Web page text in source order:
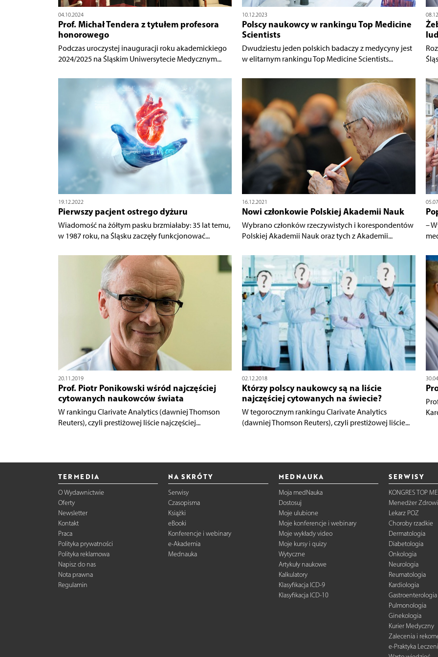
04.10.2024
Prof. Michał Tendera z tytułem profesora
honorowego
Podczas uroczystej inauguracji roku akademickiego
2024/2025 na Śląskim Uniwersytecie Medycznym...
10.12.2023
Polscy naukowcy w rankingu Top Medicine
Scientists
Dwudziestu jeden polskich badaczy z medycyny jest
w elitarnym rankingu Top Medicine Scientists...
19.12.2022
Pierwszy pacjent ostrego dyżuru
Wiadomość na żółtym pasku brzmiałaby: 35 lat temu,
w 1987 roku, na Śląsku zaczęły funkcjonować...
16.12.2021
Nowi członkowie Polskiej Akademii Nauk
Wybrano członków rzeczywistych i korespondentów
Polskiej Akademii Nauk oraz tych z Akademii...
–
20.11.2019
Prof. Piotr Ponikowski wśród najczęściej
cytowanych naukowców świata
W rankingu Clarivate Analytics (dawniej Thomson
Reuters), czyli prestiżowej liście najczęściej...
02.12.2018
Którzy polscy naukowcy są na liście
najczęściej cytowanych na świecie?
W tegorocznym rankingu Clarivate Analytics
(dawniej Thomson Reuters), czyli prestiżowej liście...
TERMEDIA
O Wydawnictwie
Oferty
Newsletter
Kontakt
Praca
Polityka prywatności
Polityka reklamowa
Napisz do nas
Nota prawna
Regulamin
NA SKRÓTY
Serwisy
Czasopisma
Książki
eBooki
Konferencje i webinary
e-Akademia
Mednauka
MEDNAUKA
Moja medNauka
Dostosuj
Moje ulubione
Moje konferencje i webinary
Moje wykłady video
Moje kursy i quizy
Wytyczne
Artykuły naukowe
Kalkulatory
Klasyfikacja ICD-9
Klasyfikacja ICD-10
SERWISY
KONGRES TOP
Menedżer
Lekarz POZ
Choroby rzadkie
Dermatologia
Diabetologia
Onkologia
Neurologia
Reumatologia
Kardiologia
Gastroenterologia
Pulmonologia
Ginekologia
Kurier Medyczny
Zalecenia i
e-Praktyka